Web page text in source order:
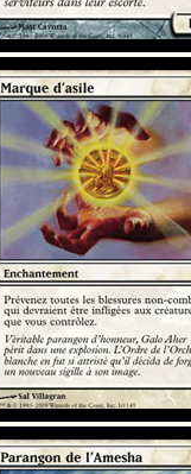
Marque d'asile
Parangon de l'Amesha